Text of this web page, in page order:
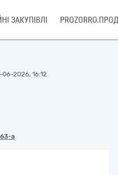
ЗАКУПІВЛІ
2026, 16:12
a